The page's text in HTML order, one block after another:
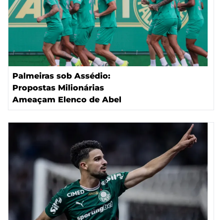
Palmeiras sob Assédio:
Propostas Milionárias
Ameaçam Elenco de Abel